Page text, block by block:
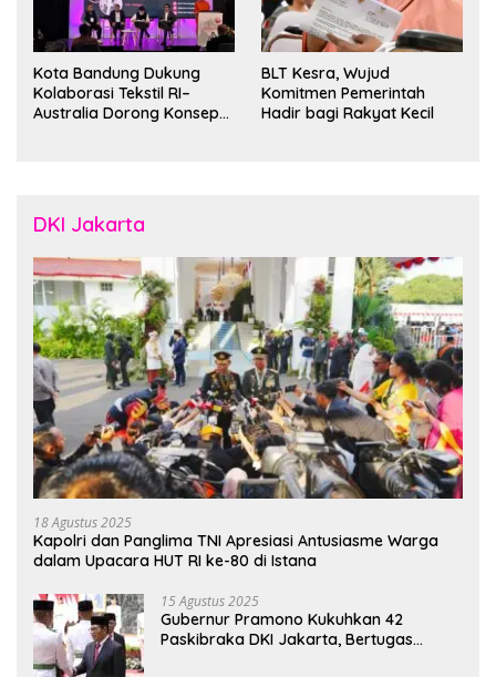
Kota Bandung Dukung
Kolaborasi Tekstil RI–
Australia Dorong Konsep
BLT Kesra, Wujud
Komitmen Pemerintah
Hadir bagi Rakyat Kecil
DKI Jakarta
18 Agustus 2025
Kapolri dan Panglima TNI Apresiasi Antusiasme Warga
dalam Upacara HUT RI ke-80 di Istana
15 Agustus 2025
Gubernur Pramono Kukuhkan 42
Paskibraka DKI Jakarta, Bertugas